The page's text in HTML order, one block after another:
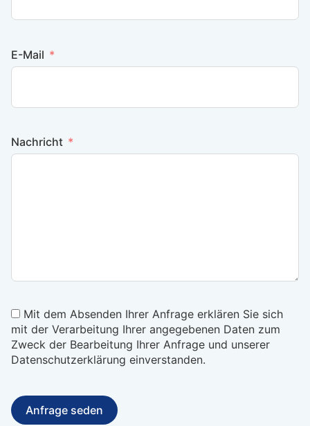
E-Mail
Nachricht
Mit dem Absenden Ihrer Anfrage erklären Sie sich
mit der Verarbeitung Ihrer angegebenen Daten zum
Zweck der Bearbeitung Ihrer Anfrage und unserer
Datenschutzerklärung einverstanden.
Anfrage seden